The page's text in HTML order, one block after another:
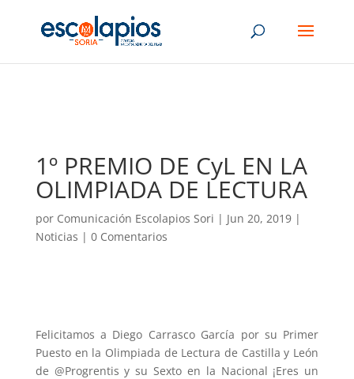
1º PREMIO DE CyL EN LA
OLIMPIADA DE LECTURA
por Comunicación Escolapios Sori | Jun 20, 2019|
Noticias | 0 Comentarios
Felicitamos a Diego Carrasco García por su Primer
Puesto en la Olimpiada de Lectura de Castilla y León
de @Progrentis y su Sexto en la Nacional ¡Eres un